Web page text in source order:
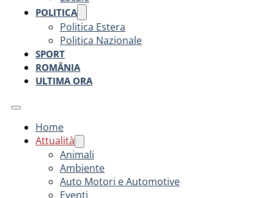
POLITICA
Politica Estera
Politica Nazionale
SPORT
ROMÂNIA
ULTIMA ORA
Home
Attualità
Animali
Ambiente
Auto Motori e Automotive
Eventi